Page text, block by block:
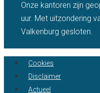
Onze kantoren zijn
uur. Met uitzondering
Valkenburg gesloten.
Cookies
Disclaimer
Actueel